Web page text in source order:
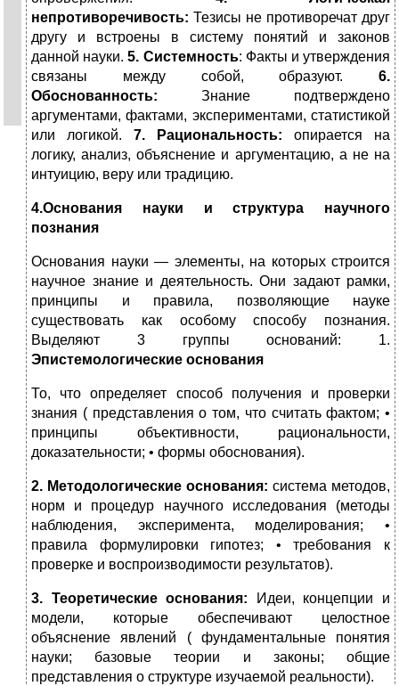
непротиворечивость: Тезисы не противоречат друг
другу и встроены в систему понятий и законов
данной науки.5. Системность: Факты и утверждения
связаны между собой, образуют. 6.
Обоснованность: Знание подтверждено
аргументами, фактами, экспериментами, статистикой
или логикой. 7. Рациональность: опирается на
логику, анализ, объяснение и аргументацию, а не на
интуицию, веру или традицию.
4.Основания науки и структура научного
познания
Основания науки — элементы, на которых строится
научное знание и деятельность. Они задают рамки,
принципы и правила, позволяющие науке
существовать как особому способу познания.
Выделяют 3 группы оснований: 1.
Эпистемологические основания
То, что определяет способ получения и проверки
знания ( представления о том, что считать фактом; •
принципы объективности, рациональности,
доказательности; • формы обоснования).
2. Методологические основания: система методов,
норм и процедур научного исследования (методы
наблюдения, эксперимента, моделирования;
•
правила формулировки гипотез;
• требования к
проверке и воспроизводимости результатов).
3. Теоретические основания:
Идеи, концепции и
модели, которые обеспечивают целостное
объяснение явлений ( фундаментальные понятия
науки; базовые теории и законы; общие
представления о структуре изучаемой реальности).